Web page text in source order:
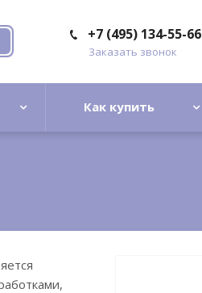
+7 (495) 134-55-66
Заказать звонок
Как купить